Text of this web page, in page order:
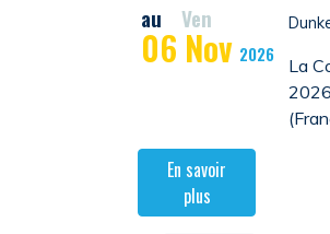
au Ven
06 Nov 2026
La
En savoir
plus